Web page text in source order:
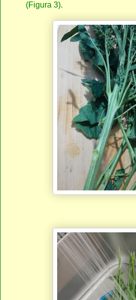
(Figura 3).